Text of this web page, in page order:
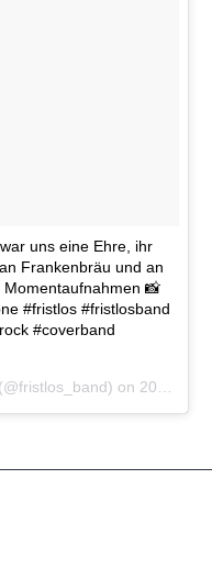
uns eine Ehre, ihr
Frankenbräu und an
📸
#fristlos #fristlosband
#coverband
on 2019-04-29 18:52:02